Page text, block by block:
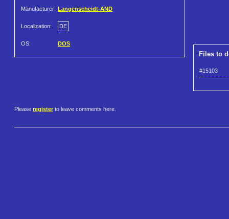
Manufacturer: Langenscheidt-AND
Localization: DE
OS: DOS
Files to
#15103
Please register to leave comments here.